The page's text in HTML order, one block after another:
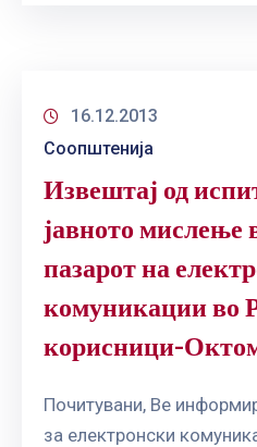
16.12.2013
Соопштенија
Извештај од
јавното мислење
пазарот на
комуникации во
корисници-
Почитувани, Ве
за електронски